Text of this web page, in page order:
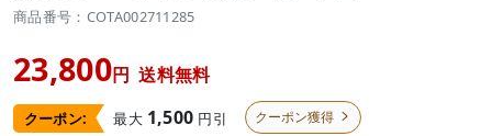
商品番号：COTA002711285
23,800円 送料無料
クーポン: 最大 1,500 円引 クーポン獲得 